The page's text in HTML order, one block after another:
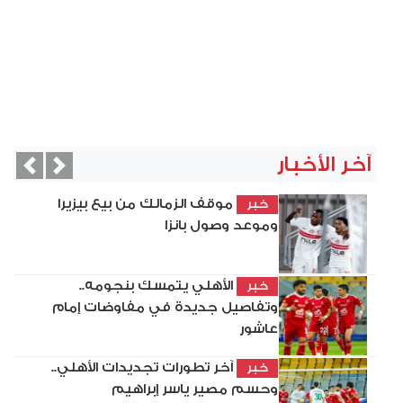
آخر الأخبار
خبر
موقف الزمالك من بيع بيزيرا
وموعد وصول بانزا
خبر
الأهلي يتمسك بنجومه..
وتفاصيل جديدة في مفاوضات إمام
عاشور
خبر
آخر تطورات تجديدات الأهلي..
وحسم مصير ياسر إبراهيم
Next